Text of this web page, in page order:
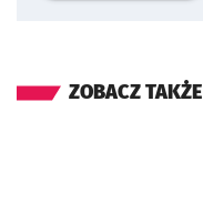
ZOBACZ TAKŻE